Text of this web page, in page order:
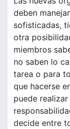
deben
sofisticadas,
otra
miembros
no saben lo
tarea o para
que hacerse
puede
decide entre